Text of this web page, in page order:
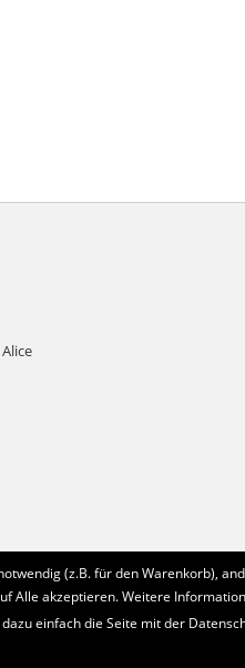
(z.B. für den Warenkorb),
Alle akzeptieren. Weitere
einfach die Seite mit der